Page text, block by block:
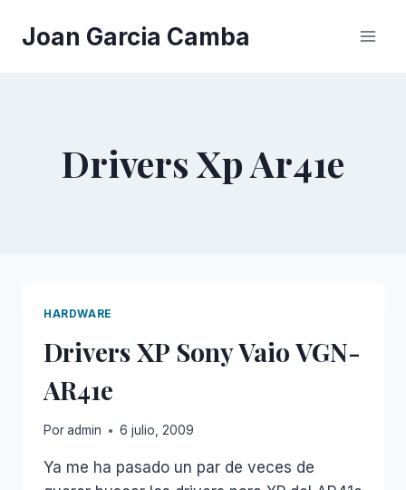
Joan Garcia Camba
Drivers Xp Ar41e
HARDWARE
Drivers XP Sony Vaio VGN-
AR41e
Poradmin 6 julio, 2009
Ya me ha pasado un par de veces de